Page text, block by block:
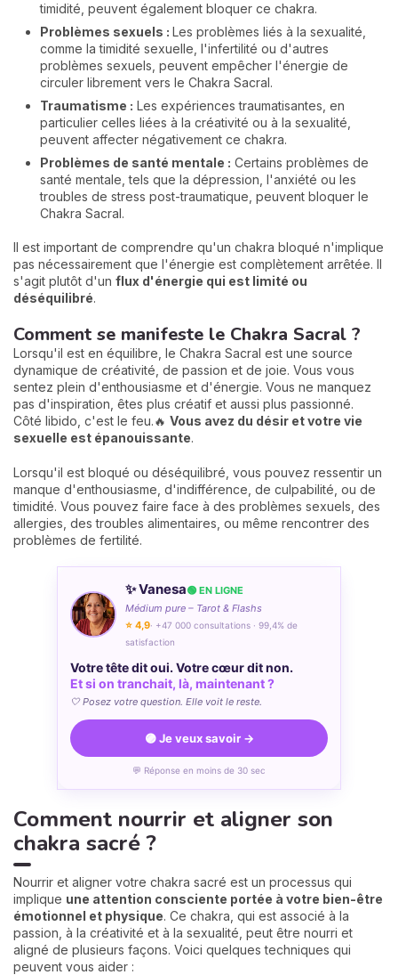
timidité, peuvent également bloquer ce chakra.
Problèmes sexuels : Les problèmes liés à la sexualité,
comme la timidité sexuelle, l'infertilité ou d'autres
problèmes sexuels, peuvent empêcher l'énergie de
circuler librement vers le Chakra Sacral.
Traumatisme : Les expériences traumatisantes, en
particulier celles liées à la créativité ou à la sexualité,
peuvent affecter négativement ce chakra.
Problèmes de santé mentale : Certains problèmes de
santé mentale, tels que la dépression, l'anxiété ou les
troubles de stress post-traumatique, peuvent bloquer le
Chakra Sacral.
Il est important de comprendre qu'un chakra bloqué n'implique
pas nécessairement que l'énergie est complètement arrêtée. Il
s'agit plutôt d'un flux d'énergie qui est limité ou
déséquilibré.
Comment se manifeste le Chakra Sacral ?
Lorsqu'il est en équilibre, le Chakra Sacral est une source
dynamique de créativité, de passion et de joie. Vous vous
sentez plein d'enthousiasme et d'énergie. Vous ne manquez
pas d'inspiration, êtes plus créatif et aussi plus passionné.
Côté libido, c'est le feu.🔥 Vous avez du désir et votre vie
sexuelle est épanouissante.
Lorsqu'il est bloqué ou déséquilibré, vous pouvez ressentir un
manque d'enthousiasme, d'indifférence, de culpabilité, ou de
timidité. Vous pouvez faire face à des problèmes sexuels, des
allergies, des troubles alimentaires, ou même rencontrer des
problèmes de fertilité.
✨ Vanesa🟢 EN LIGNE
Médium pure – Tarot & Flashs
⭐ 4,9· +47 000 consultations · 99,4% de
satisfaction
Votre tête dit oui. Votre cœur dit non.
Et si on tranchait, là, maintenant ?
🤍 Posez votre question. Elle voit le reste.
🟣 Je veux savoir →
💬 Réponse en moins de 30 sec
Comment nourrir et aligner son
chakra sacré ?
Nourrir et aligner votre chakra sacré est un processus qui
implique une attention consciente portée à votre bien-être
émotionnel et physique. Ce chakra, qui est associé à la
passion, à la créativité et à la sexualité, peut être nourri et
aligné de plusieurs façons. Voici quelques techniques qui
peuvent vous aider :